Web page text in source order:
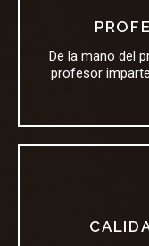
De la mano del
profesor